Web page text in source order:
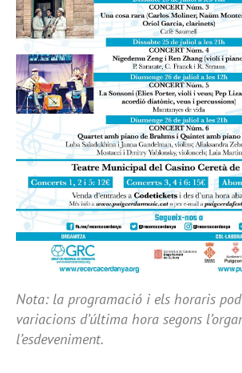
Nota: la programació i els horaris
variacions d’última hora segons
l’esdeveniment.